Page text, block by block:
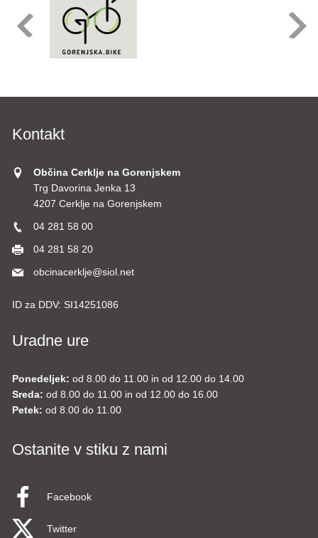
Kontakt
Občina Cerklje na Gorenjskem
Trg Davorina Jenka 13
4207 Cerklje na Gorenjskem
04 281 58 00
04 281 58 20
obcinacerklje@siol.net
ID za DDV: SI14251086
Uradne ure
Ponedeljek: od 8.00 do 11.00 in od 12.00 do 14.00
Sreda: od 8.00 do 11.00 in od 12.00 do 16.00
Petek: od 8.00 do 11.00
Ostanite v stiku z nami
Facebook
Twitter